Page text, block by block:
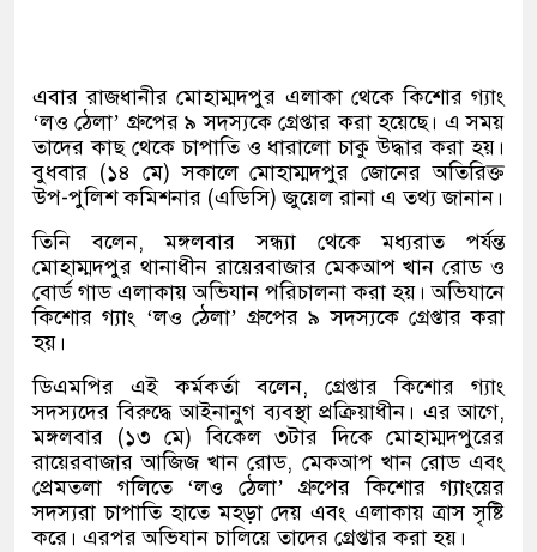
এবার রাজধানীর মোহাম্মদপুর এলাকা থেকে কিশোর গ্যাং
‘লও ঠেলা’ গ্রুপের ৯ সদস্যকে গ্রেপ্তার করা হয়েছে। এ সময়
তাদের কাছ থেকে চাপাতি ও ধারালো চাকু উদ্ধার করা হয়।
বুধবার (১৪ মে) সকালে মোহাম্মদপুর জোনের অতিরিক্ত
উপ-পুলিশ কমিশনার (এডিসি) জুয়েল রানা এ তথ্য জানান।
তিনি বলেন, মঙ্গলবার সন্ধ্যা থেকে মধ্যরাত পর্যন্ত
মোহাম্মদপুর থানাধীন রায়েরবাজার মেকআপ খান রোড ও
বোর্ড গাড এলাকায় অভিযান পরিচালনা করা হয়। অভিযানে
কিশোর গ্যাং ‘লও ঠেলা’ গ্রুপের ৯ সদস্যকে গ্রেপ্তার করা
হয়।
ডিএমপির এই কর্মকর্তা বলেন, গ্রেপ্তার কিশোর গ্যাং
সদস্যদের বিরুদ্ধে আইনানুগ ব্যবস্থা প্রক্রিয়াধীন। এর আগে,
মঙ্গলবার (১৩ মে) বিকেল ৩টার দিকে মোহাম্মদপুরের
রায়েরবাজার আজিজ খান রোড, মেকআপ খান রোড এবং
প্রেমতলা গলিতে ‘লও ঠেলা’ গ্রুপের কিশোর গ্যাংয়ের
সদস্যরা চাপাতি হাতে মহড়া দেয় এবং এলাকায় ত্রাস সৃষ্টি
করে। এরপর অভিযান চালিয়ে তাদের গ্রেপ্তার করা হয়।